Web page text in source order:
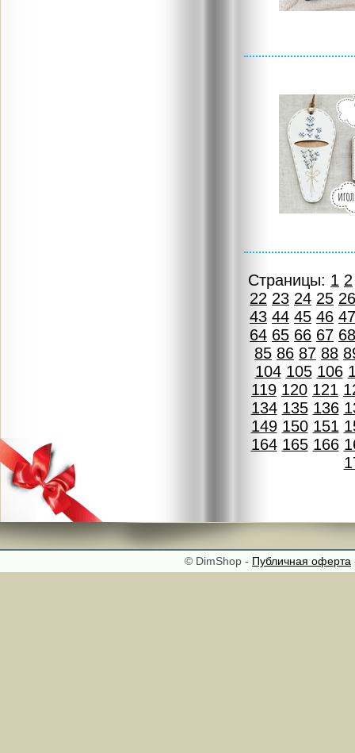
Страницы: 1 2
22 23 24 25 26
43 44 45 46 47
64 65 66 67 68
85 86 87 88
104 105 106
119 120 121
134 135 136
149 150 151
164 165 166
© DimShop - Публичная оферта